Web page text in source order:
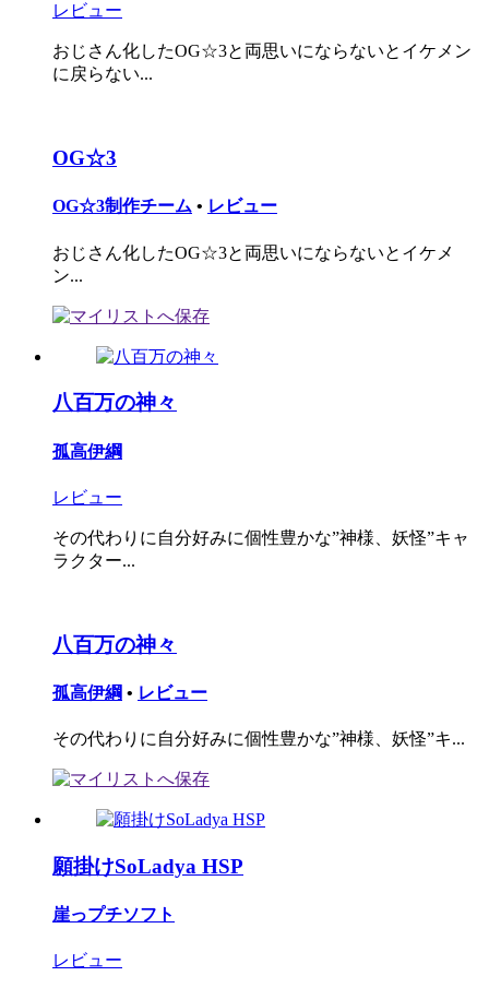
レビュー
おじさん化したOG☆3と両思いにならないとイケメン
に戻らない...
OG☆3
OG☆3制作チーム • レビュー
おじさん化したOG☆3と両思いにならないとイケメ
ン...
八百万の神々
孤高伊綱
レビュー
その代わりに自分好みに個性豊かな”神様、妖怪”キャ
ラクター...
八百万の神々
孤高伊綱 • レビュー
その代わりに自分好みに個性豊かな”神様、妖怪”キ...
願掛けSoLadya HSP
崖っプチソフト
レビュー